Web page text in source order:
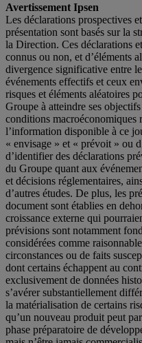
Avertissement Ipsen
Les déclarations prospectives
présentation sont basés sur la
la Direction. Ces déclarations
connus ou non, et d’éléments
divergence significative entre
événements effectifs et ceux
risques et éléments aléatoires
Groupe à atteindre ses
conditions macroéconomiques
l’information disponible à ce
« envisage » et « prévoit » ou
d’identifier des déclarations
du Groupe quant aux
et décisions réglementaires,
d’autres études. De plus, les
document sont établies en
croissance externe qui
prévisions sont notamment
considérées comme
circonstances ou de faits
dont certains échappent au
exclusivement de données
s’avérer substantiellement
la matérialisation de certains
qu’un nouveau produit peut
phase préparatoire de